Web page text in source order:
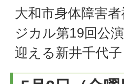
大和市身体障害
ジカル第19回公
迎える新井千代